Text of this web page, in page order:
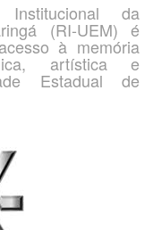
da
(RI-UEM) é
à memória
artística e
Estadual de